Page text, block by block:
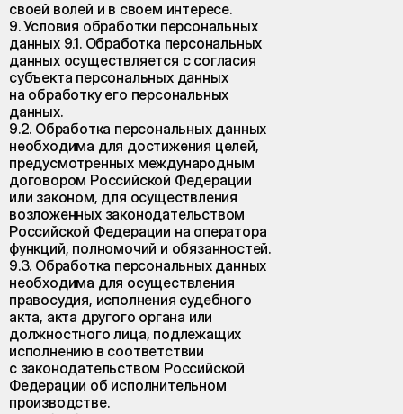
своей волей и в своем интересе.
9. Условия обработки персональных
данных 9.1. Обработка персональных
данных осуществляется с согласия
субъекта персональных данных
на обработку его персональных
данных.
9.2. Обработка персональных данных
необходима для достижения целей,
предусмотренных международным
договором Российской Федерации
или законом, для осуществления
возложенных законодательством
Российской Федерации на оператора
функций, полномочий и обязанностей.
9.3. Обработка персональных данных
необходима для осуществления
правосудия, исполнения судебного
акта, акта другого органа или
должностного лица, подлежащих
исполнению в соответствии
с законодательством Российской
Федерации об исполнительном
производстве.